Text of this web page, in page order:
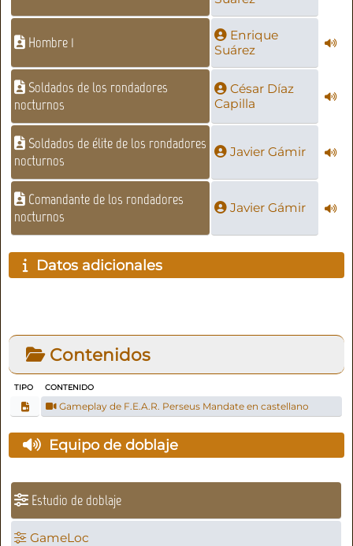
Hombre 1
Enrique
Suárez
Soldados de los rondadores
nocturnos
César Díaz
Capilla
Soldados de élite de los rondadores
nocturnos
Javier Gámir
Comandante de los rondadores
nocturnos
Javier Gámir
Datos adicionales
Contenidos
TIPO CONTENIDO
Gameplay de F.E.A.R. Perseus Mandate en castellano
Equipo de doblaje
Estudio de doblaje
GameLoc